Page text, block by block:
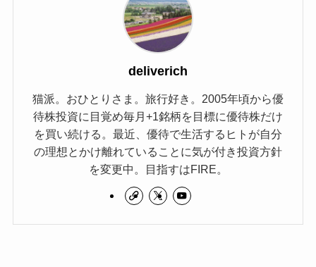
deliverich
猫派。おひとりさま。旅行好き。2005年頃から優
待株投資に目覚め毎月+1銘柄を目標に優待株だけ
を買い続ける。最近、優待で生活するヒトが自分
の理想とかけ離れていることに気が付き投資方針
を変更中。目指すはFIRE。